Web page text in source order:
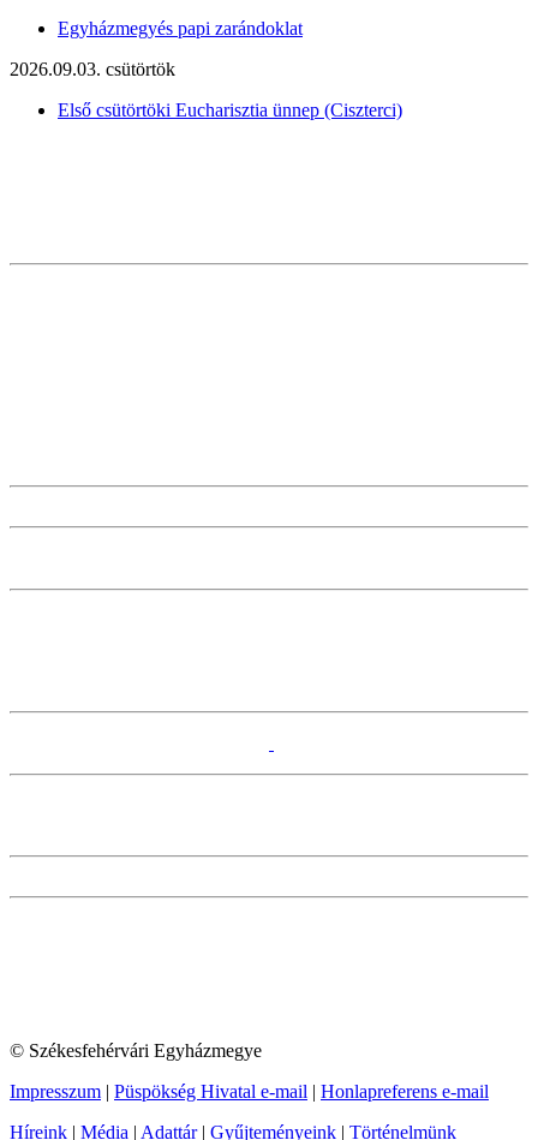
Egyházmegyés papi zarándoklat
2026.09.03. csütörtök
Első csütörtöki Eucharisztia ünnep (Ciszterci)
© Székesfehérvári Egyházmegye
Impresszum | Püspökség Hivatal e-mail | Honlapreferens e-mail
Híreink | Média | Adattár| Gyűjteményeink | Történelmünk